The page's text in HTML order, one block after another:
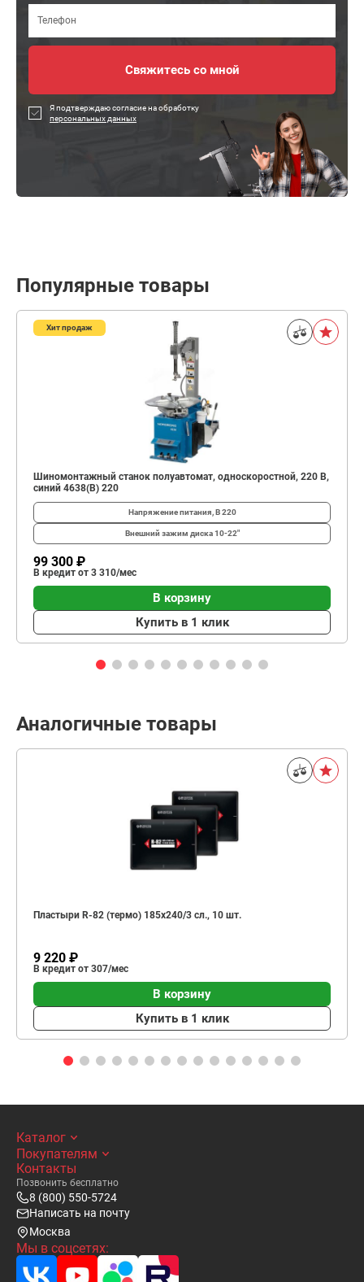
Я подтверждаю согласие на обработку
персональных данных
Популярные товары
Хит продаж
Шиномонтажный станок полуавтомат, односкоростной, 220 В,
синий 4638(B) 220
Напряжение питания, В220
Внешний зажим диска10-22"
99 300 ₽
В кредит от 3 310/мес
В корзину
Купить в 1 клик
Аналогичные товары
Пластыри R-82 (термо) 185х240/3 сл., 10 шт.
9 220 ₽
В кредит от 307/мес
В корзину
Купить в 1 клик
Каталог
Покупателям
Контакты
Позвонить бесплатно
8 (800) 550-5724
Написать на почту
Москва
Мы в соцсетях: